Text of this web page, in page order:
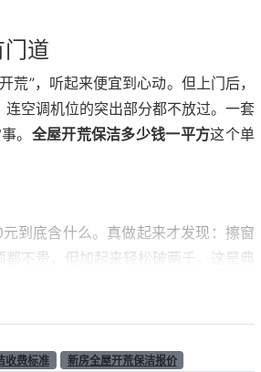
道
”，听起来便宜到心动。但上门后，
空调机位的突出部分都不放过。一套
。 全屋开荒保洁多少钱一平方这个单
到底含什么。真做起来才发现：擦窗
不贵，但加起来轻松破两千。这是典
保洁的做法
，没有重新量尺的灰色空间。单价固
收费标准 新房全屋开荒保洁报价